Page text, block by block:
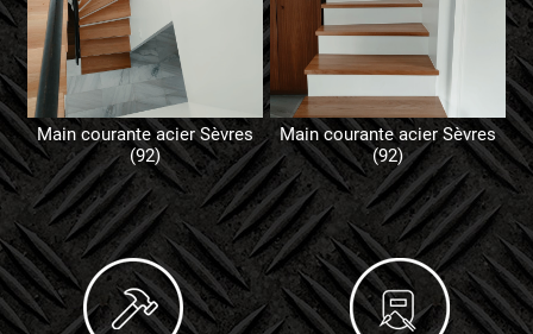
Main courante acier Sèvres
(92)
Main courante acier Sèvres
(92)